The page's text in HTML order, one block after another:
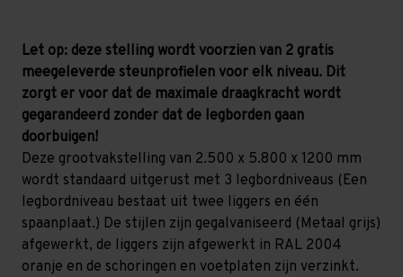
Let op: deze stelling wordt voorzien van 2 gratis
meegeleverde steunprofielen voor elk niveau. Dit
zorgt er voor dat de maximale draagkracht wordt
gegarandeerd zonder dat de legborden gaan
doorbuigen!
Deze grootvakstelling van 2.500 x 5.800 x 1200 mm
wordt standaard uitgerust met 3 legbordniveaus (Een
legbordniveau bestaat uit twee liggers en één
spaanplaat.) De stijlen zijn gegalvaniseerd (Metaal grijs)
afgewerkt, de liggers zijn afgewerkt in RAL 2004
oranje en de schoringen en voetplaten zijn verzinkt.